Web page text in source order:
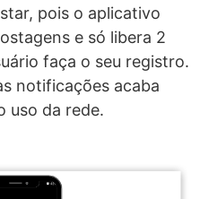
pois o aplicativo
e só libera 2
faça o seu registro.
notificações acaba
uso da rede.